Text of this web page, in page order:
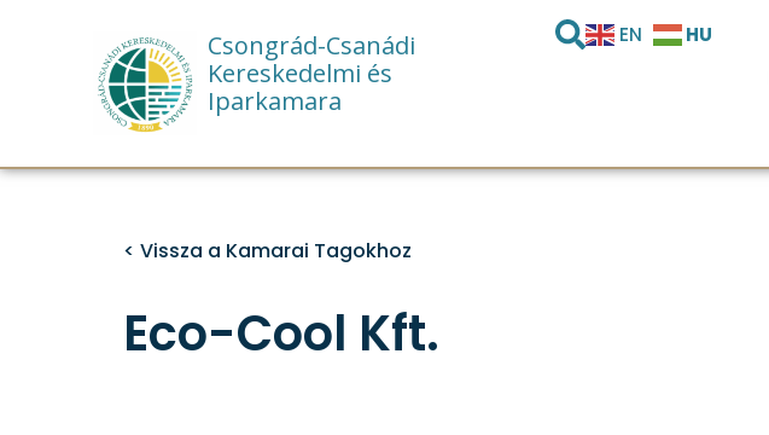
Csongrád-Csanádi
Kereskedelmi és
Iparkamara
EN HU
< Vissza a Kamarai Tagokhoz
Eco-Cool Kft.